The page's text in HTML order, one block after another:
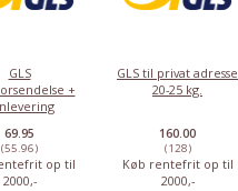
GLS
+
69.95
(55.96)
op til
2000,-
GLS til privat adresse
20-25 kg.
160.00
(128)
Køb rentefrit op til
2000,-